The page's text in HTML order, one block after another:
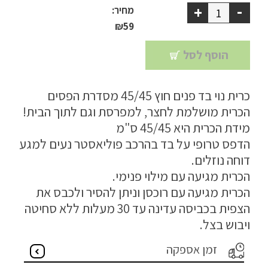
הצהרת נגישות
מדיניות פרטיות
-
+
מחיר:
₪59
הוסף לסל
כרית נוי בד פנים חוץ 45/45 מסדרת הפסים
הכרית מושלמת לחצר, למפרסת וגם לתוך הבית!
מידת הכרית היא 45/45 ס"מ
הדפס טרופי על בד בהרכב פוליאסטר נעים למגע
דוחה נוזלים.
הכרית מגיעה עם מילוי פנימי.
הכרית מגיעה עם רוכסן וניתן להסיר ולכבס את
הצפית בכביסה עדינה עד 30 מעלות ללא סחיטה
ויבוש בצל.
זמן אספקה